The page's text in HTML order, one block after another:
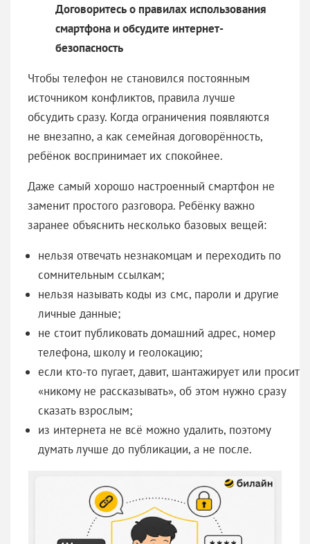
Договоритесь о правилах использования
смартфона и обсудите интернет-
безопасность
Чтобы телефон не становился постоянным
источником конфликтов, правила лучше
обсудить сразу. Когда ограничения появляются
не внезапно, а как семейная договорённость,
ребёнок воспринимает их спокойнее.
Даже самый хорошо настроенный смартфон не
заменит простого разговора. Ребёнку важно
заранее объяснить несколько базовых вещей:
нельзя отвечать незнакомцам и переходить по
сомнительным ссылкам;
нельзя называть коды из смс, пароли и другие
личные данные;
не стоит публиковать домашний адрес, номер
телефона, школу и геолокацию;
если кто-то пугает, давит, шантажирует или просит
«никому не рассказывать», об этом нужно сразу
сказать взрослым;
из интернета не всё можно удалить, поэтому
думать лучше до публикации, а не после.